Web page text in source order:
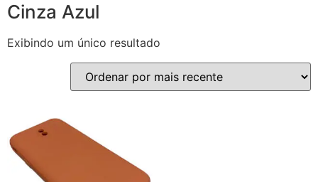
Cinza Azul
Exibindo um único resultado